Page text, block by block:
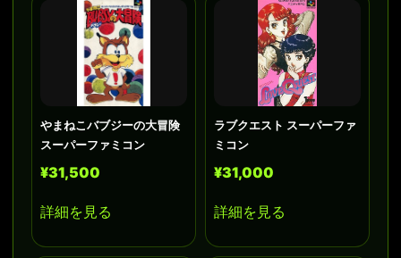
やまねこバブジーの大冒険
スーパーファミコン
¥31,500
詳細を見る
ラブクエスト スーパーファ
ミコン
¥31,000
詳細を見る